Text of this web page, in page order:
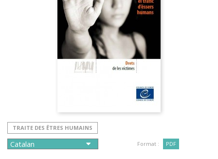
TRAITE DES ÊTRES HUMAINS
Format : PDF